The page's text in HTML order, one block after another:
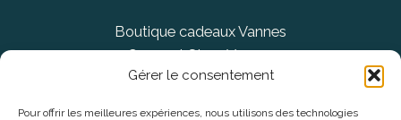
Gérer le consentement
Pour offrir les meilleures expériences, nous utilisons des technologies
Boutique cadeaux Vannes
Concept Store Vannes